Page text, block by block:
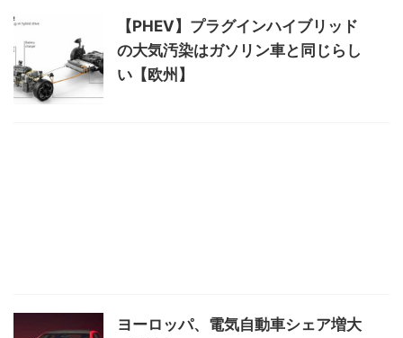
【PHEV】プラグインハイブリッド
の大気汚染はガソリン車と同じらし
い【欧州】
ヨーロッパ、電気自動車シェア増大